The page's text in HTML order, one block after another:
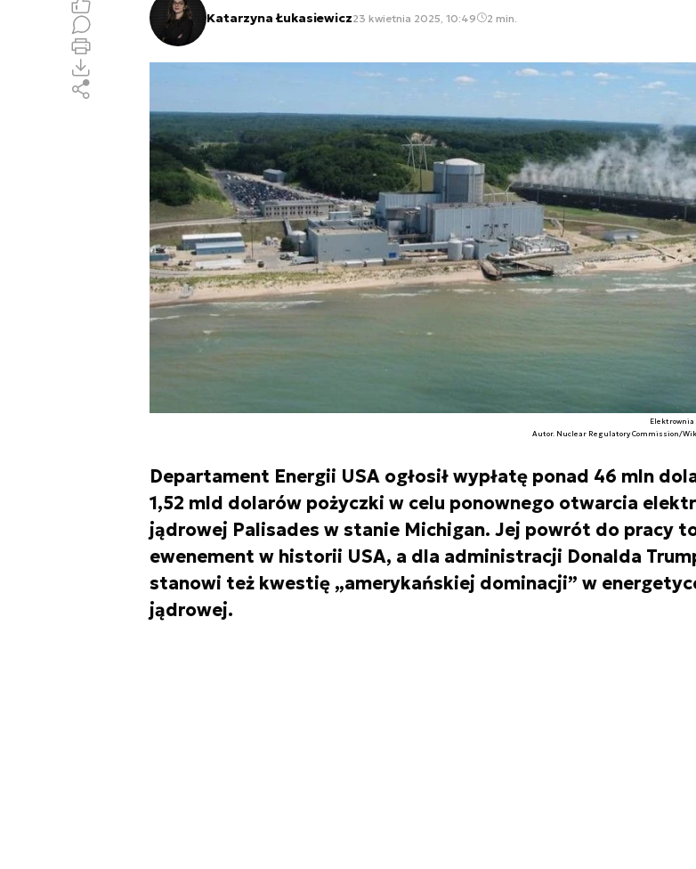
Katarzyna Łukasiewicz23 kwietnia 2025, 10:49 2 min.
Elektrownia
Autor. Nuclear Regulatory Commission/
Departament Energii USA ogłosił wypłatę ponad 46 mln
1,52 mld dolarów pożyczki w celu ponownego otwarcia
jądrowej Palisades w stanie Michigan. Jej powrót do pracy
ewenement w historii USA, a dla administracji Donalda
stanowi też kwestię „amerykańskiej dominacji” w
jądrowej.